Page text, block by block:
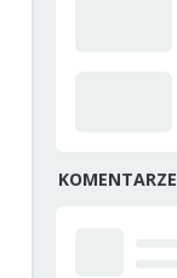
KOMENTARZE